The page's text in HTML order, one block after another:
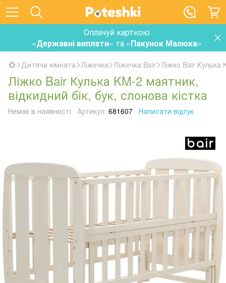
Оплачуй карткою
«Державні виплати» та «Пакунок Малюка»
Дитяча кімната Ліжечка Ліжечка Bair Ліжко Bair Кулька
Ліжко Bair Кулька KM-2 маятник,
відкидний бік, бук, слонова кістка
Немає в наявності Артикул: 681607 Написати відгук